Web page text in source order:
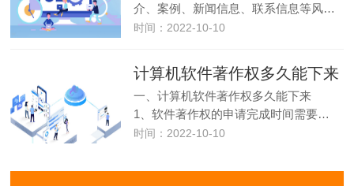
介、案例、新闻信息、联系信息等风…
时间：2022-10-10
计算机软件著作权多久能下来
一、计算机软件著作权多久能下来
1、软件著作权的申请完成时间需要…
时间：2022-10-10